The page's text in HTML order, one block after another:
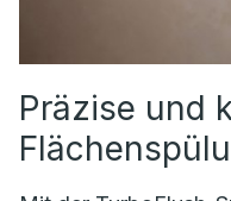
Präzise und